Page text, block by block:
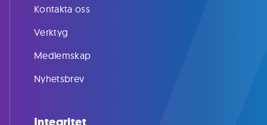
Kontakta oss
Verktyg
Medlemskap
Nyhetsbrev